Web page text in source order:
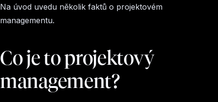
Na úvod uvedu několik faktů o projektovém
managementu.
Co je to projektový
management?